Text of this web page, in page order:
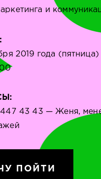
и
2019 года (пятница)
43 43 — Женя,
ПОЙТИ